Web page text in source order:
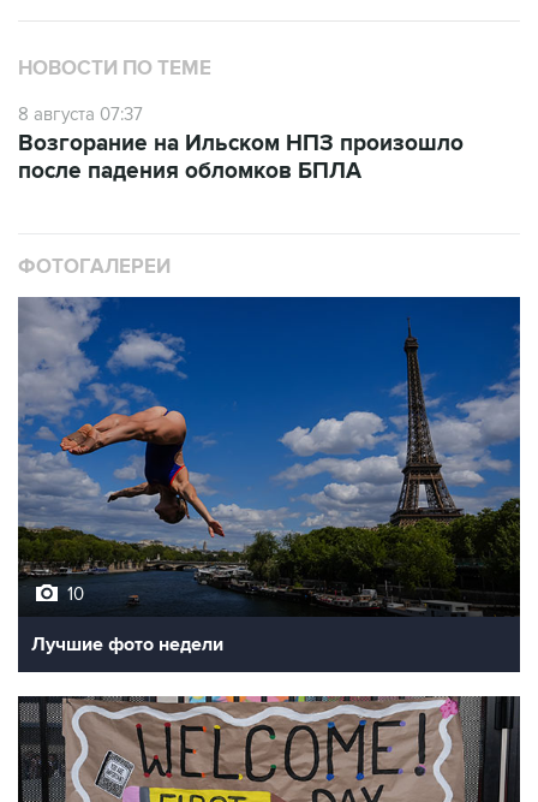
НОВОСТИ ПО ТЕМЕ
8 августа 07:37
Возгорание на Ильском НПЗ произошло
после падения обломков БПЛА
ФОТОГАЛЕРЕИ
10
Лучшие фото недели